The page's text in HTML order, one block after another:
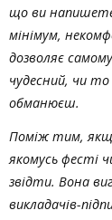
що ви
мінімум,
дозволяє
чудесний, чи
обманюєш.
Поміж тим, якщо
якомусь фесті
звідти. Вона
викладачів-